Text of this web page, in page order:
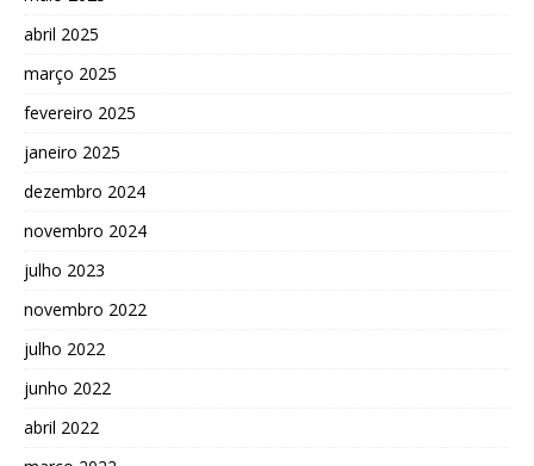
abril 2025
março 2025
fevereiro 2025
janeiro 2025
dezembro 2024
novembro 2024
julho 2023
novembro 2022
julho 2022
junho 2022
abril 2022